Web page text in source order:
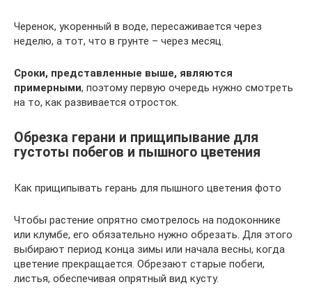
Черенок, укоренный в воде, пересаживается через
неделю, а тот, что в грунте – через месяц.
Сроки, представленные выше, являются
примерными, поэтому первую очередь нужно смотреть
на то, как развивается отросток.
Обрезка герани и прищипывание для
густоты побегов и пышного цветения
Как прищипывать герань для пышного цветения фото
Чтобы растение опрятно смотрелось на подоконнике
или клумбе, его обязательно нужно обрезать. Для этого
выбирают период конца зимы или начала весны, когда
цветение прекращается. Обрезают старые побеги,
листья, обеспечивая опрятный вид кусту.